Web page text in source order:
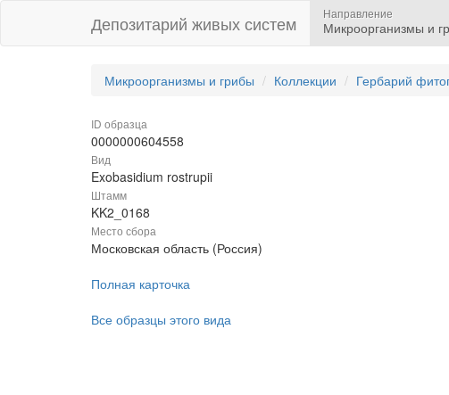
Депозитарий живых систем Направление
Микроорганизмы и
Микроорганизмы и грибы Коллекции Гербарий
ID образца
0000000604558
Вид
Exobasidium rostrupii
Штамм
KK2_0168
Место сбора
Московская область (Россия)
Полная карточка
Все образцы этого вида